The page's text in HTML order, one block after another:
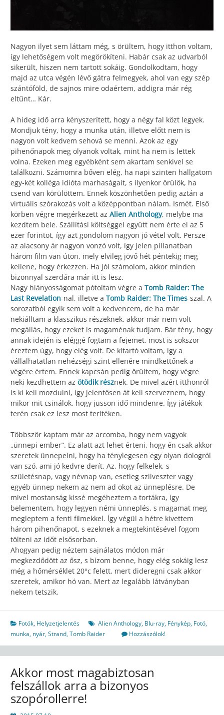
Nagyon ilyet sem láttam még, s örültem, hogy itthon voltam,
így lehetőségem volt megörökíteni. Habár csak az udvarból
sikerült, hiszen nem tartott sokáig. Gondolkodtam, hogy
majd az utca végén lévő gátra felmegyek, ahol van egy szép
szántóföld, de sajnos mire odaértem, addigra már rég
eltűnt… Kár.
A hideg idő arra kényszerített, hogy a négy fal közt legyek.
Mondjuk tény, hogy a munka után, illetve előtt nem is
nagyon volt kedvem sehová se menni. Azok az egy
pihenőnapok meg olyanok voltak, mint ha nem is lettek
volna. Ezeken meg egyébként sem akartam senkivel se
találkozni. Számomra bőven elég, ha napi szinten hallgatom
egy-két kolléga idióta marhaságait, s ilyenkor örülök, ha
csend van körülöttem. Ennek köszönhetően pedig aztán a
virtuális szórakozás volt a középpontban nálam. Ismét. Első
körben végre megérkezett az Alien Anthology, melybe ma
kezdtem bele. Szállítási költséggel együtt nem érte el az 5
ezer forintot, így azt gondolom nagyon jó vétel volt. Persze
az alacsony ár nagyon vonzó volt, így jelen pillanatban
három film van úton, mely elvileg jövő hét péntekig meg
kellene, hogy érkezzen. Ha jól számolom, akkor minden
bizonnyal szerdára már itt is lesz.
Nagy hiányosságomat pótoltam végre a Tomb Raider: The
Last Revelation-nal, illetve a Tomb Raider: The Times-szal. A
sorozatból egyik sem volt a kedvencem, de ha már
nekiálltam a klasszikus részeknek, akkor már nem volt
megállás, hogy ezeket is magaménak tudjam. Bár tény, hogy
annak idején is eléggé fogtam a fejemet, most is sokszor
éreztem úgy, hogy elég volt. De kitartó voltam, így a
vállalhatatlan nehézségi szint ellenére mindkettőnek a
végére értem. Ennek kapcsán pedig örültem, hogy végre
neki kezdhettem az ötödik résznek. De mivel azért itthonról
is ki kell mozdulni, így jelentősen át kell szerveznem, hogy
mikor mit csinálok, hogy jusson idő mindenre. Így játékok
terén csak ez lesz most terítéken.
Többször kaptam már az arcomba, hogy nem vagyok
„ünnepi ember”. Ez alatt azt lehet érteni, hogy én csak akkor
szeretek ünnepelni, hogy ha ténylegesen egy olyan dologról
van szó, ami jó kedvre derít. Az, hogy felkelek, s
születésnap, vagy névnap van, esetleg szilveszter vagy
egyéb ünnep nekem az nem ad okot az ünneplésre. De
mivel mostanság kissé megéheztem a tortákra, így
belementem, hogy legyen némi ünneplés, s magamat meg
megleptem a fenti filmekkel. Így végül a hétre kivettem
három pihenőnapot, s ezeknek a megtekintésével fogom
tölteni az időt elsősorban.
Ahogyan pedig néztem sajnálatos módon már
megkezdődött az ősz, s bízom benne, hogy elég sokáig lesz
még a hőmérséklet 20°c felett, mert dideregni csak akkor
szeretek, amikor hó van. Mert az legalább látványban
nekem tetszik.
Fotók, Helyzetjelentés Alien Anthology, Blu-ray, Fénykép, Fotó,
munka, nyár,Strand,Tomb Raider Hozzászólok!
Akkor most magabiztosan
felszállok arra a bizonyos
szopórollerre!